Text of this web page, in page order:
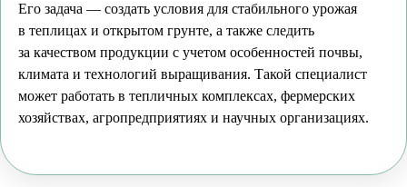
Его задача — создать условия для стабильного урожая
в теплицах и открытом грунте, а также следить
за качеством продукции с учетом особенностей почвы,
климата и технологий выращивания. Такой специалист
может работать в тепличных комплексах, фермерских
хозяйствах, агропредприятиях и научных организациях.